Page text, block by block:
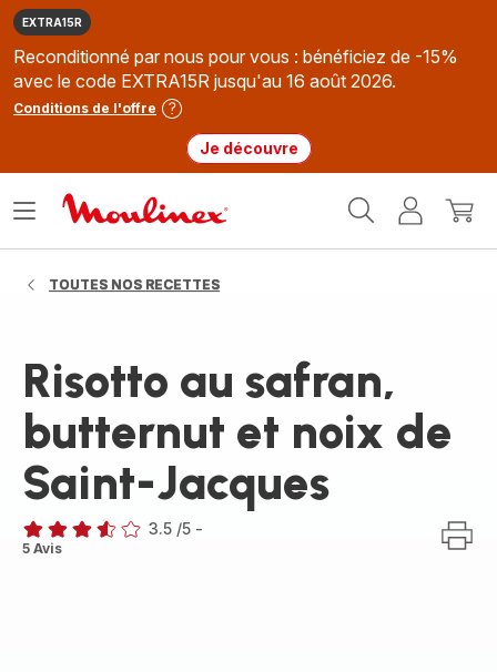
EXTRA15R
Reconditionné par nous pour vous : bénéficiez de -15%
avec le code EXTRA15R jusqu'au 16 août 2026.
Conditions de l'offre
Je découvre
MonMon
Ouvrir
TOUTES NOS RECETTES
Risotto au safran,
butternut et noix de
Saint-Jacques
ratings.3.5
3.5 /5 -
5 Avis